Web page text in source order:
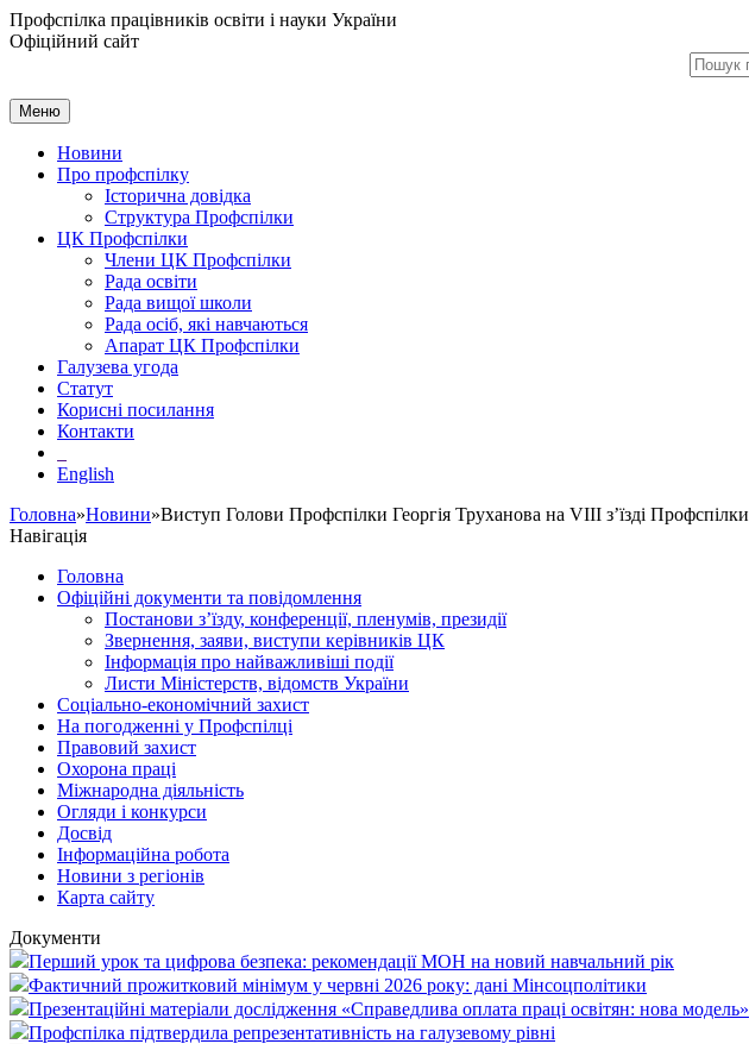
Профспілка працівників освіти і науки України
Офіційний сайт
Меню
Новини
Про профспілку
Історична довідка
Структура Профспілки
ЦК Профспілки
Члени ЦК Профспілки
Рада освіти
Рада вищої школи
Рада осіб, які навчаються
Апарат ЦК Профспілки
Галузева угода
Статут
Корисні посилання
Контакти
English
Головна»Новини»Виступ Голови Профспілки Георгія Труханова на VIII з’їзді Профспілки
Навігація
Головна
Офіційні документи та повідомлення
Постанови з’їзду, конференції, пленумів, президії
Звернення, заяви, виступи керівників ЦК
Інформація про найважливіші події
Листи Міністерств, відомств України
Соціально-економічний захист
На погодженні у Профспілці
Правовий захист
Охорона праці
Міжнародна діяльність
Огляди і конкурси
Досвід
Інформаційна робота
Новини з регіонів
Карта сайту
Документи
Перший урок та цифрова безпека: рекомендації МОН на новий навчальний рік
Фактичний прожитковий мінімум у червні 2026 року: дані Мінсоцполітики
Презентаційні матеріали дослідження «Справедлива оплата праці освітян: нова модель»
Профспілка підтвердила репрезентативність на галузевому рівні